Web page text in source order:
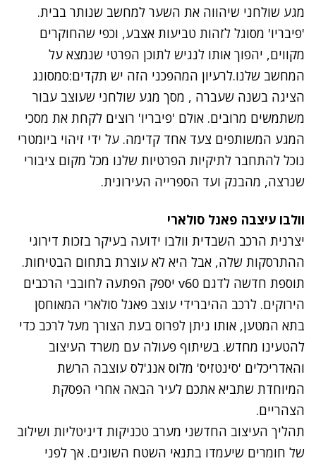
מגע שולחני שיהווה את השער למחשב שנותר בבית.
'פיבריו' מסוגל לזהות טביעות אצבע, וכפי שהחוקרים
מקווים, יהפוך אותו לנגיש לתוכן הפרטי שנמצא על
המחשב שלנו.לרעיון המהפכני הזה יש תקדים:סמסונג
הציגה בשנה שעברה , מסך מגע שולחני שעוצב עבור
משתמשים מרובים. אולם 'פיבריו' רוצים לקחת את מסכי
המגע המשותפים צעד אחד קדימה. על ידי זיהוי ביומטרי
נוכל להתחבר לתיקיות הפרטיות שלנו מכל מקום ציבורי
שנרצה, מהבנק ועד הספרייה העירונית.
וולבו עיצבה פאנל סולארי
יצרנית הרכב השבדית וולבו ידועה בעיקר בזכות דירוגי
ההתרסקות שלה, אבל היא לא עוצרת בתחום הבטיחות.
תוספת חדשה לדגם v60 יספק הפתעה לחובבי הרכבים
הירוקים. לרכב ההיברידי עוצב פאנל סולארי המאוחסן
בתא המטען, אותו ניתן לפרוס בעת הצורך מעל לרכב כדי
להטעינו מחדש. בשיתוף פעולה עם משרד העיצוב
והאדריכלים 'סינטזיס' מלוס אנג'לס עוצבה הרשת
המיוחדת שתביא אתכם לעיר הבאה אחרי הפסקת
הצהריים.
תהליך העיצוב החדשני מערב טכניקות דיגיטליות ושילוב
של חומרים שיעמדו בתנאי השטח השונים. אך לפני